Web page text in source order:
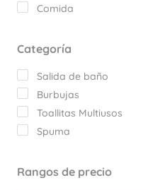
Comida
Categoría
Salida de baño
Burbujas
Toallitas Multiusos
Spuma
Rangos de precio